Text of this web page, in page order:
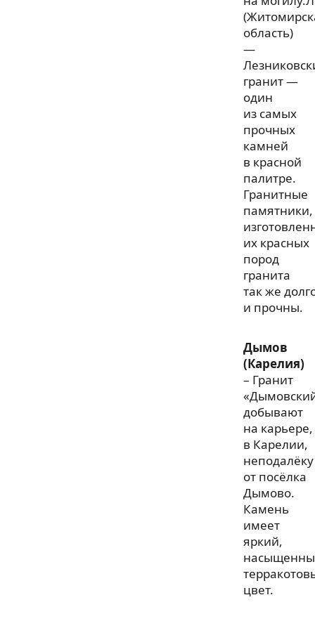
область)
—
гранит —
один
из самых
прочных
камней
в красной
палитре.
Гранитные
памятники,
их красных
пород
гранита
так же
и прочны.
Дымов
(Карелия)
– Гранит
добывают
на карьере,
в Карелии,
неподалёку
от посёлка
Дымово.
Камень
имеет
яркий,
цвет.